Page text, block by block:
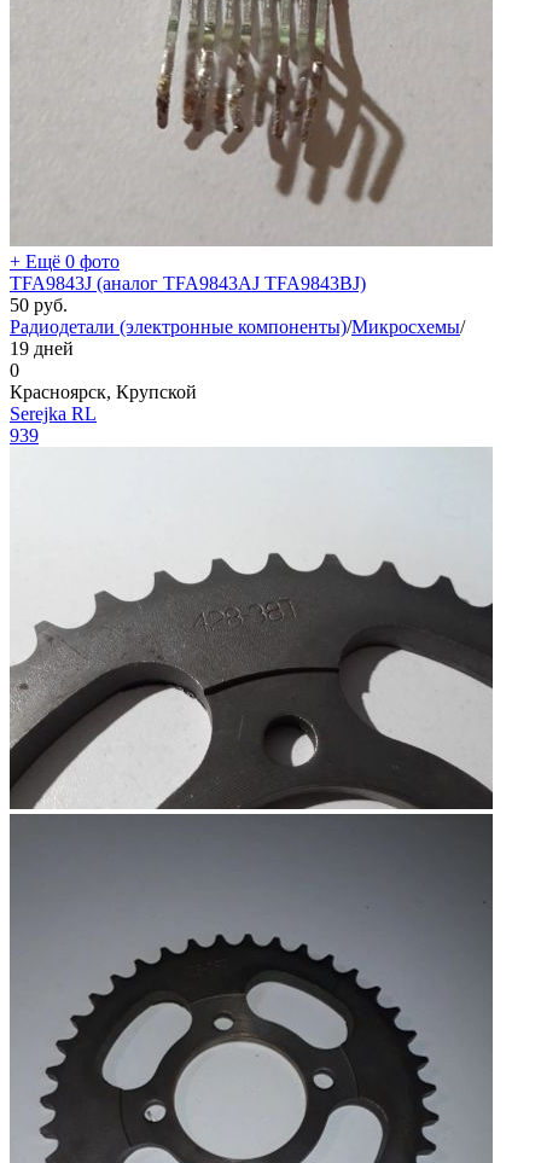
+ Ещё 0 фото
TFA9843J (аналог TFA9843AJ TFA9843BJ)
50 руб.
Радиодетали (электронные компоненты)/Микросхемы/
19 дней
0
Красноярск, Крупской
Serejka RL
939